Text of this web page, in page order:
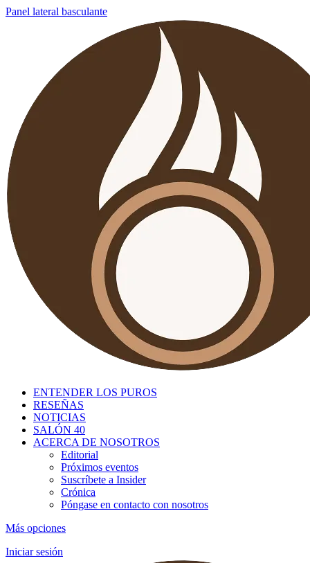
Panel lateral basculante
ENTENDER LOS PUROS
RESEÑAS
NOTICIAS
SALÓN 40
ACERCA DE NOSOTROS
Editorial
Próximos eventos
Suscríbete a Insider
Crónica
Póngase en contacto con nosotros
Más opciones
Iniciar sesión